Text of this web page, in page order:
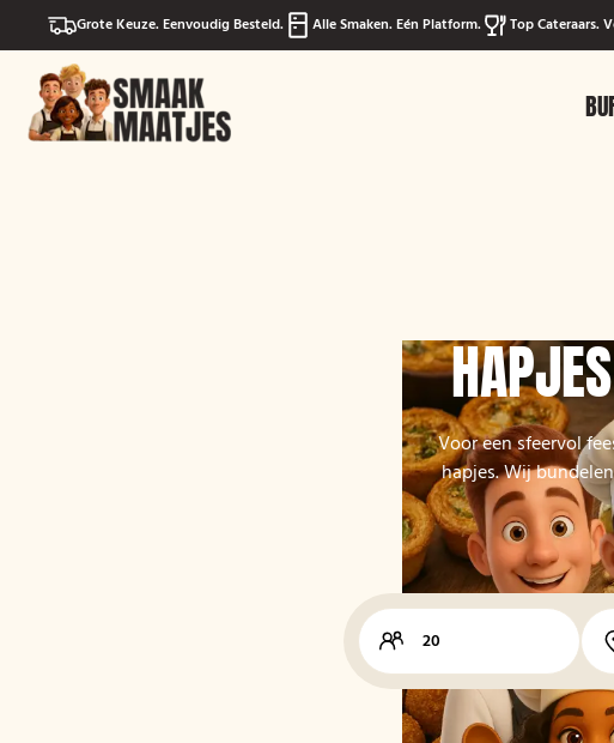
Grote Keuze. Eenvoudig Besteld. Alle Smaken. Eén Platform. Top Cateraars.
Voor een sfeervol
hapjes. Wij